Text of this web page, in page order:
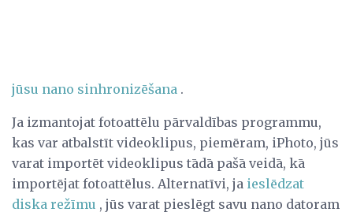
jūsu nano sinhronizēšana .
Ja izmantojat fotoattēlu pārvaldības programmu,
kas var atbalstīt videoklipus, piemēram, iPhoto, jūs
varat importēt videoklipus tādā pašā veidā, kā
importējat fotoattēlus. Alternatīvi, ja ieslēdzat
diska režīmu , jūs varat pieslēgt savu nano datoram